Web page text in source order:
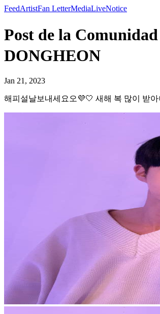
FeedArtistFan LetterMediaLiveNotice
Post de la
DONGHEON
Jan 21, 2023
해피설날보내세요오💜🤍 새해 복 많이 받아